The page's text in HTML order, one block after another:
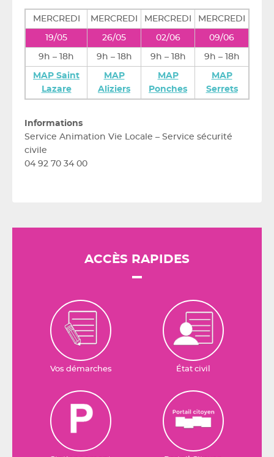
MERCREDI MERCREDI MERCREDI MERCREDI
19/05 26/05 02/06 09/06
9h – 18h 9h – 18h 9h – 18h 9h – 18h
MAP Saint
Lazare
MAP
Aliziers
MAP
Ponches
MAP
Serrets
Informations
Service Animation Vie Locale – Service sécurité
civile
04 92 70 34 00
ACCÈS RAPIDES
Vos démarches État civil